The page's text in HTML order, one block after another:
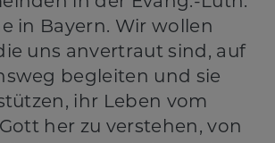
in Bayern. Wir wollen
uns anvertraut sind, auf
begleiten und sie
ihr Leben vom
her zu verstehen, von